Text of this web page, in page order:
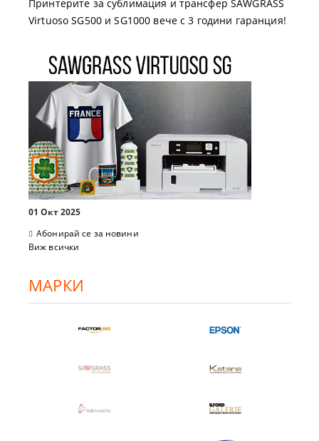
Принтерите за сублимация и трансфер SAWGRASS
Virtuoso SG500 и SG1000 вече с 3 години гаранция!
01 Окт 2025
Абонирай се за новини
Виж всички
МАРКИ